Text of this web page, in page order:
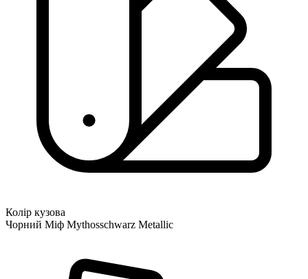
Колір кузова
Чорний Міф Mythosschwarz Metallic